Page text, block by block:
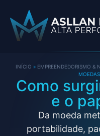
INÍCIO » EMPREENDEDORISMO &
Como
e o
Da moeda
portabilidade,